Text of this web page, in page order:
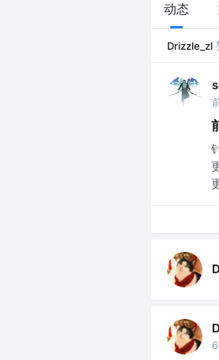
动态
Drizzle_zl